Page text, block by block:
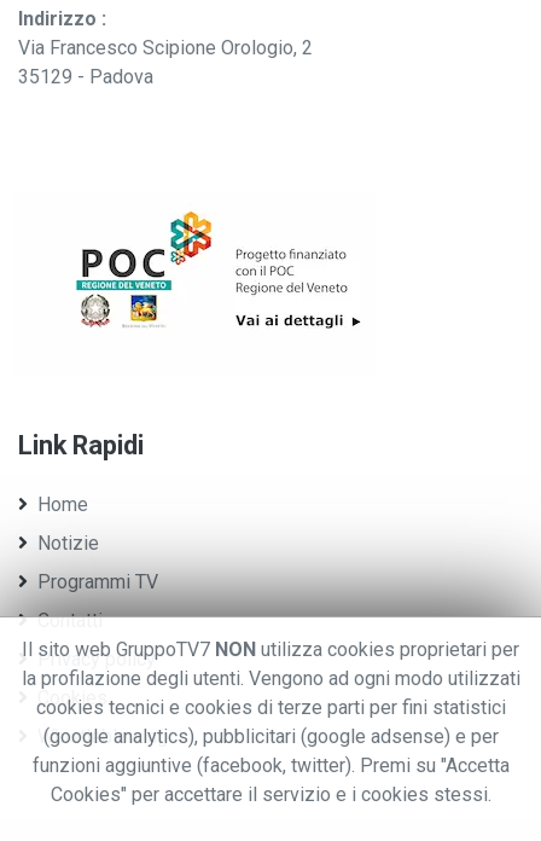
Indirizzo :
Via Francesco Scipione Orologio, 2
35129 - Padova
Link Rapidi
Home
Notizie
Programmi TV
Contatti
Privacy policy
Cookies
Whistleblowing
Il sito web GruppoTV7 NON utilizza cookies proprietari per
la profilazione degli utenti. Vengono ad ogni modo utilizzati
cookies tecnici e cookies di terze parti per fini statistici
(google analytics), pubblicitari (google adsense) e per
funzioni aggiuntive (facebook, twitter). Premi su "Accetta
Cookies" per accettare il servizio e i cookies stessi.